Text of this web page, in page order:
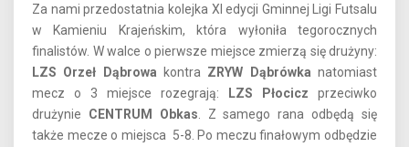
Za nami przedostatnia kolejka XI edycji Gminnej Ligi Futsalu
w Kamieniu Krajeńskim, która wyłoniła tegorocznych
finalistów. W walce o pierwsze miejsce zmierzą się drużyny:
LZS Orzeł Dąbrowa kontra ZRYW Dąbrówka natomiast
mecz o 3 miejsce rozegrają:
LZS Płocicz przeciwko
drużynie CENTRUM Obkas . Z samego rana odbędą się
także mecze o miejsca 5-8. Po meczu finałowym odbędzie